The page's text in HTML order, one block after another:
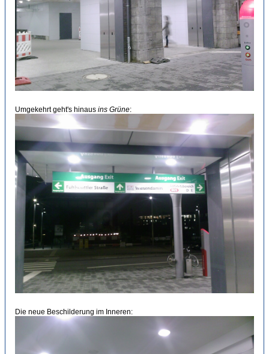
Umgekehrt geht's hinaus ins Grüne:
Die neue Beschilderung im Inneren: